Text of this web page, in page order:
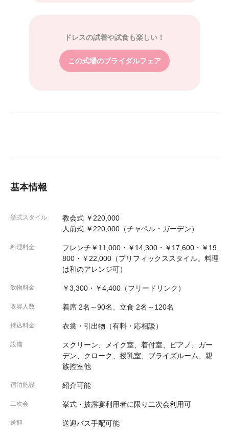
ドレスの試着や試食も楽しい！
この式場のブライダルフェア
基本情報
挙式スタイル
教会式 ￥220,000
人前式 ￥220,000（チャペル・ガーデン）
料理料金
フレンチ￥11,000・￥14,300・￥17,600・￥19,
800・￥22,000（プリフィックススタイル。料理
は和のアレンジ可）
飲物料金 ￥3,300・￥4,400（フリードリンク）
収容人数 着席 2名～90名、立食 2名～120名
持込料金 衣裳・引出物（有料・応相談）
設備
スクリーン、メイク室、着付室、ピアノ、ガー
デン、クローク、授乳室、ブライズルーム、親
族控室他
宿泊施設 紹介可能
二次会 挙式・披露宴利用者に限り二次会利用可
送迎 送迎バス手配可能